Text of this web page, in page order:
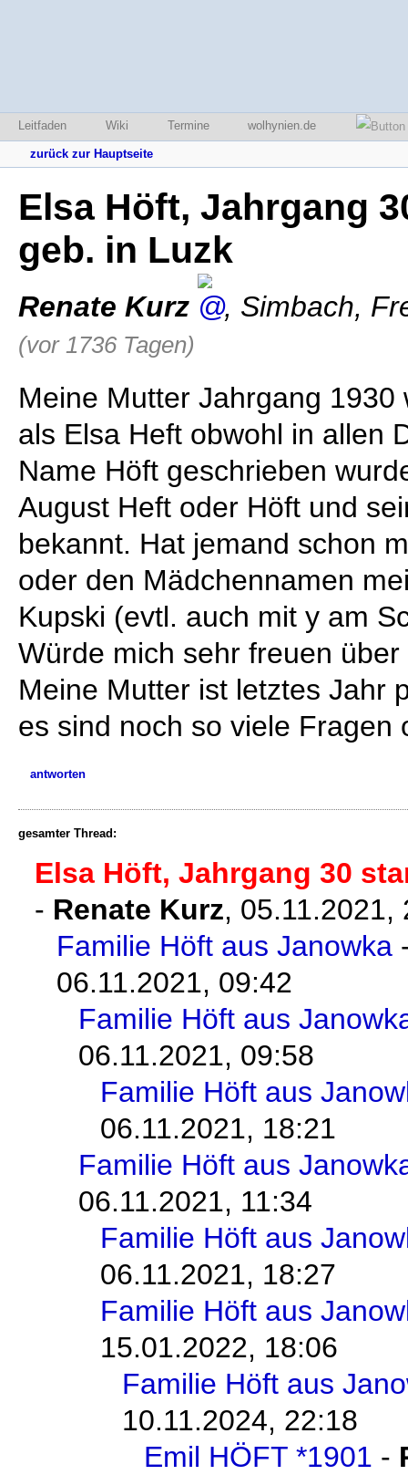
Leitfaden Wiki Termine wolhynien.de
zurück zur Hauptseite
Elsa Höft, Jahrgang
geb. in Luzk
Renate Kurz , Simbach,
(vor 1736 Tagen)
Meine Mutter Jahrgang
als Elsa Heft obwohl in allen
Name Höft geschrieben
August Heft oder Höft und
bekannt. Hat jemand schon
oder den Mädchennamen
Kupski (evtl. auch mit y am
Würde mich sehr freuen
Meine Mutter ist letztes Jahr
es sind noch so viele Fragen
antworten
gesamter Thread:
Elsa Höft, Jahrgang 30
- Renate Kurz,
Familie Höft aus Janowka
06.11.2021, 09:42
Familie Höft aus
06.11.2021, 09:58
Familie Höft aus
06.11.2021, 18:21
Familie Höft aus
06.11.2021, 11:34
Familie Höft aus
06.11.2021, 18:27
Familie Höft aus
15.01.2022, 18:06
Familie Höft aus
10.11.2024, 22:18
Emil HÖFT *1901 -